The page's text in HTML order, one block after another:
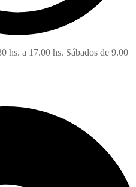
hs. a 17.00 hs. Sábados de 9.00